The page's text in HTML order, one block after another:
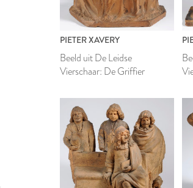
PIETER XAVERY
Beeld uit De Leidse
Vierschaar: De Griffier